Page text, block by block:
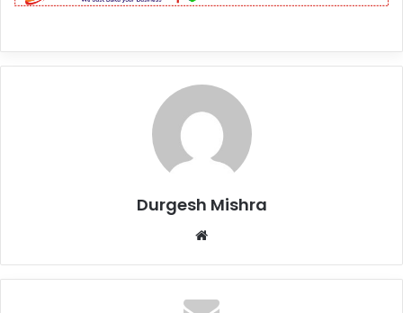
Durgesh Mishra
Website